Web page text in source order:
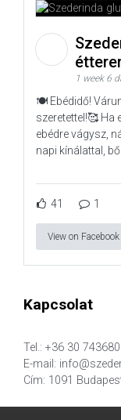
1 week 6
🍽️ Ebédidő!
szeretettel!🥰 Ha
ebédre vágysz,
napi kínálattal,
41 1
View on Facebook
Kapcsolat
Tel.: +36 30
E-mail:
Cím: 1091